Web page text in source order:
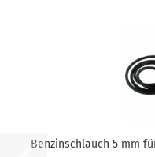
Benzinschlauch 5 mm